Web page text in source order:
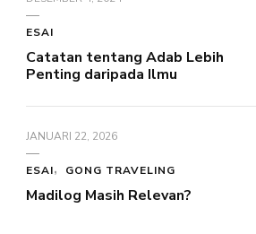
ESAI
Catatan tentang Adab Lebih
Penting daripada Ilmu
JANUARI 22, 2026
ESAI GONG TRAVELING
Madilog Masih Relevan?